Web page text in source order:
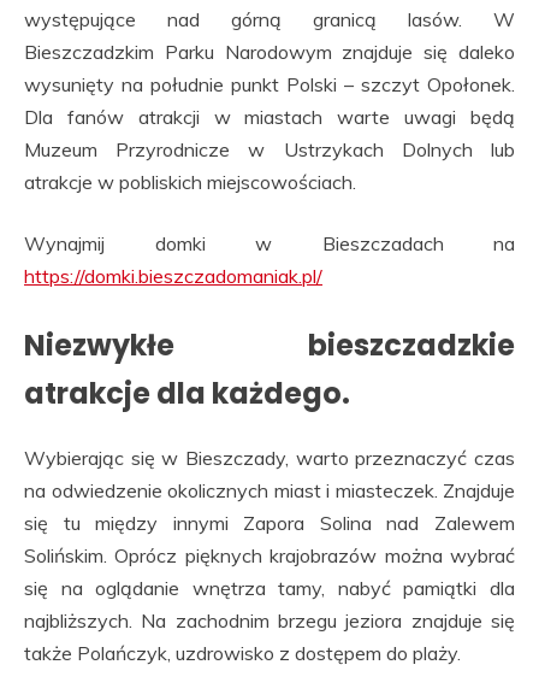
występujące nad górną granicą lasów. W
Bieszczadzkim Parku Narodowym znajduje się daleko
wysunięty na południe punkt Polski – szczyt Opołonek.
Dla fanów atrakcji w miastach warte uwagi będą
Muzeum Przyrodnicze w Ustrzykach Dolnych lub
atrakcje w pobliskich miejscowościach.
Wynajmij domki w Bieszczadach na
https://domki.bieszczadomaniak.pl/
Niezwykłe bieszczadzkie
atrakcje dla każdego.
Wybierając się w Bieszczady, warto przeznaczyć czas
na odwiedzenie okolicznych miast i miasteczek. Znajduje
się tu między innymi Zapora Solina nad Zalewem
Solińskim. Oprócz pięknych krajobrazów można wybrać
się na oglądanie wnętrza tamy, nabyć pamiątki dla
najbliższych. Na zachodnim brzegu jeziora znajduje się
także Polańczyk, uzdrowisko z dostępem do plaży.